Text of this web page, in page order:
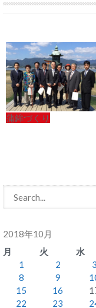
蒲鉾づくり
2018年10月
月
火 水
1
2 3
8
9
15
16
22
23